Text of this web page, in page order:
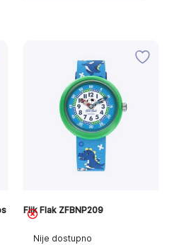
Nije dostupno
Flik Flak ZFBNP209